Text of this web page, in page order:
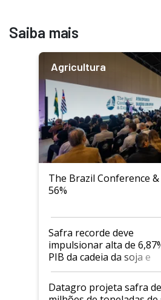
Saiba mais
Agricultura
The Brazil Conference &
56%
Safra recorde deve
impulsionar alta de
PIB da cadeia da soja e
biodiesel em 2026
Datagro projeta safra